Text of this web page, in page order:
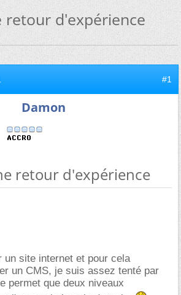
retour d'expérience
#1
Damon
retour d'expérience
un site internet et pour cela
un CMS, je suis assez tenté par
permet que deux niveaux